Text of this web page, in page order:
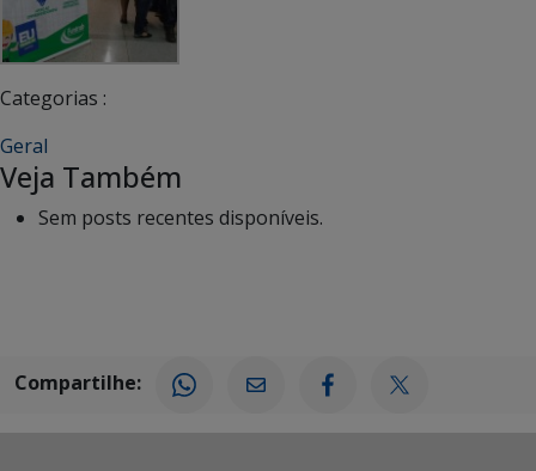
Categorias :
Geral
Veja Também
Sem posts recentes disponíveis.
Compartilhe: